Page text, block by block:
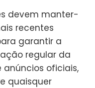
devem manter-
recentes
garantir a
regular da
anúncios oficiais,
quaisquer